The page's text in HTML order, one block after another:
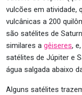
vulcões em atividade,
vulcânicas a 200
são satélites de
similares a gêiseres,
satélites de Júpiter e
água salgada abaixo
Alguns satélites